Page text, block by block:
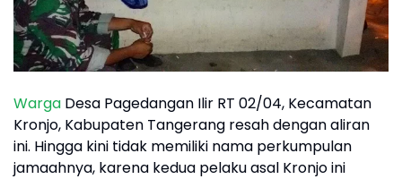
Warga Desa Pagedangan Ilir RT 02/04, Kecamatan
Kronjo, Kabupaten Tangerang resah dengan aliran
ini. Hingga kini tidak memiliki nama perkumpulan
jamaahnya, karena kedua pelaku asal Kronjo ini